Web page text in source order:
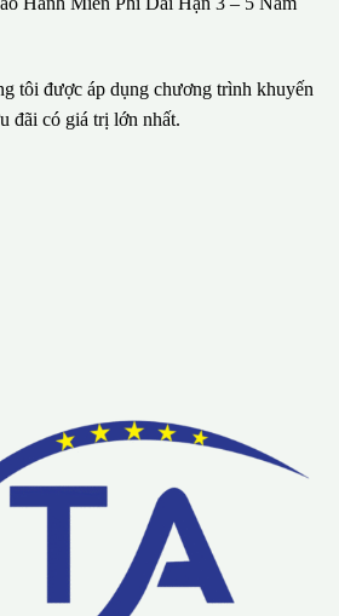
tôi được áp dụng chương trình khuyến